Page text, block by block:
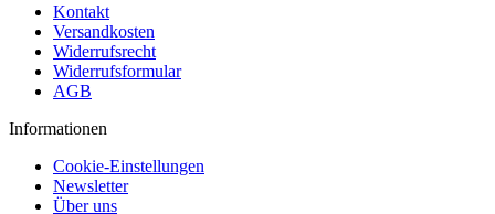
Kontakt
Versandkosten
Widerrufsrecht
Widerrufsformular
AGB
Informationen
Cookie-Einstellungen
Newsletter
Über uns